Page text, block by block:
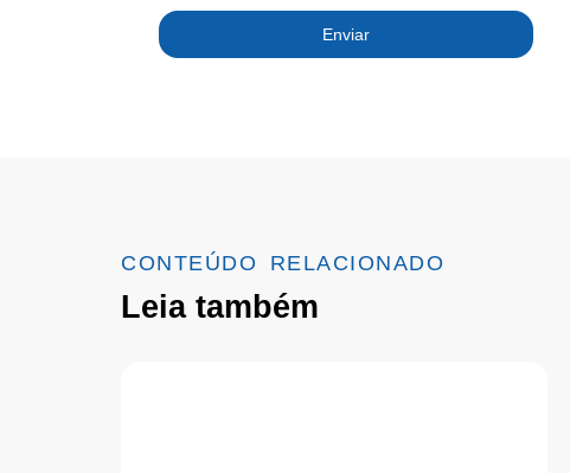
Enviar
CONTEÚDO RELACIONADO
Leia também